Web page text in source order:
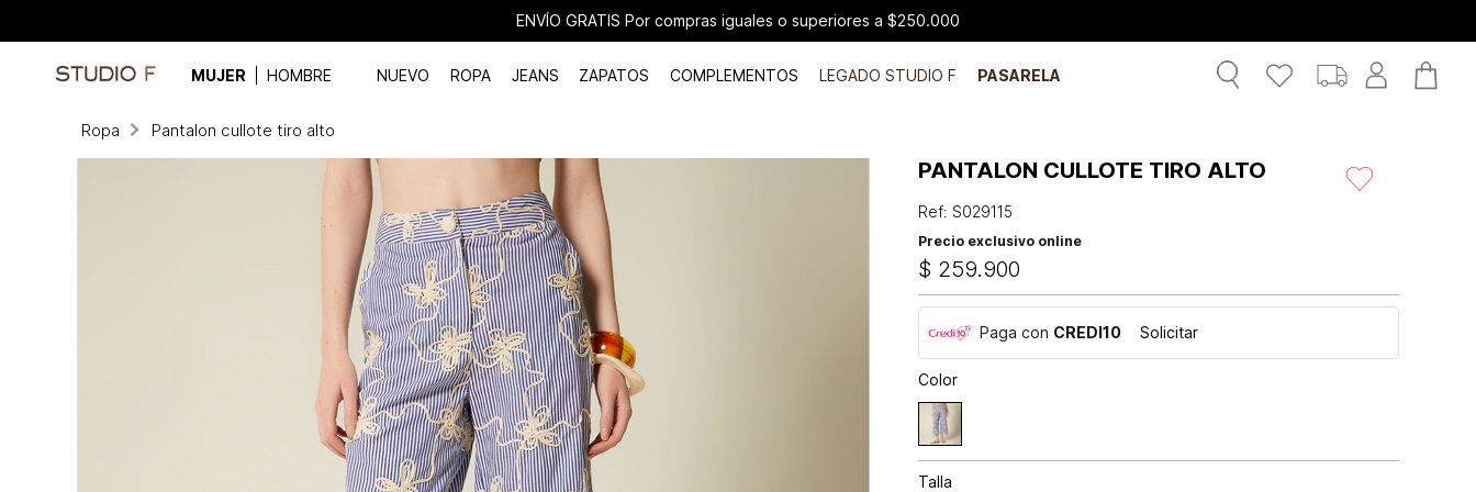
ENVÍO GRATIS Por compras iguales o superiores a $250.000
MUJER HOMBRE NUEVO ROPA JEANS ZAPATOS COMPLEMENTOS LEGADO STUDIO F PASARELA
Ropa Pantalon cullote tiro alto
PANTALON CULLOTE TIRO ALTO
Ref:S029115
Precio exclusivo online
$ 259.900
Paga con CREDI10 Solicitar
Color
Talla